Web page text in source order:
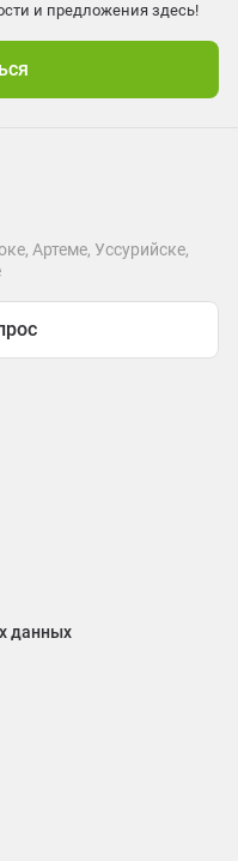
и предложения здесь!
данных
Артеме, Уссурийске,